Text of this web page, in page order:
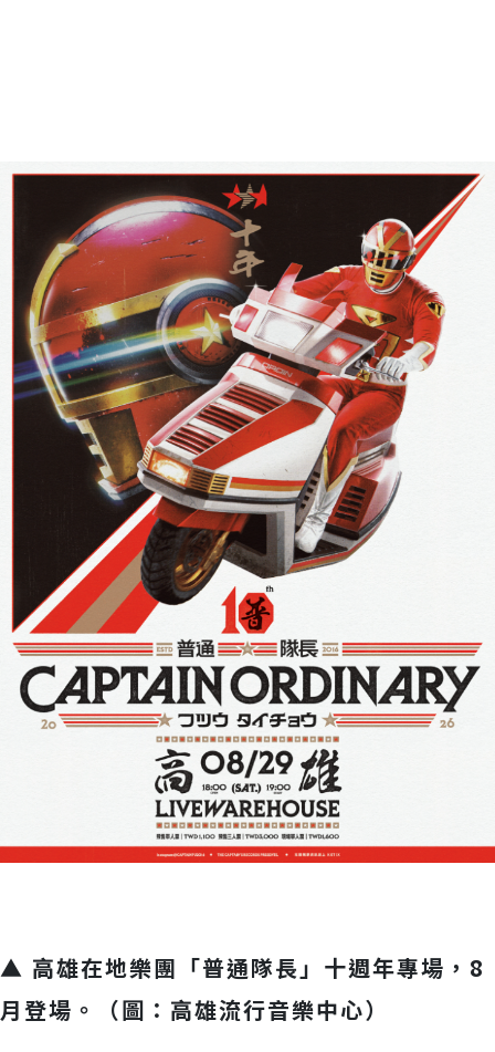
▲ 高雄在地樂團「普通隊長」十週年專場，8
月登場。（圖：高雄流行音樂中心）